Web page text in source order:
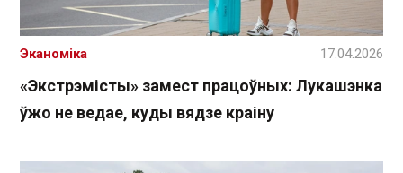
«Экстрэмісты» замест працоўных: Лукашэнка
ўжо не ведае, куды вядзе краіну
Эканоміка 17.04.2026